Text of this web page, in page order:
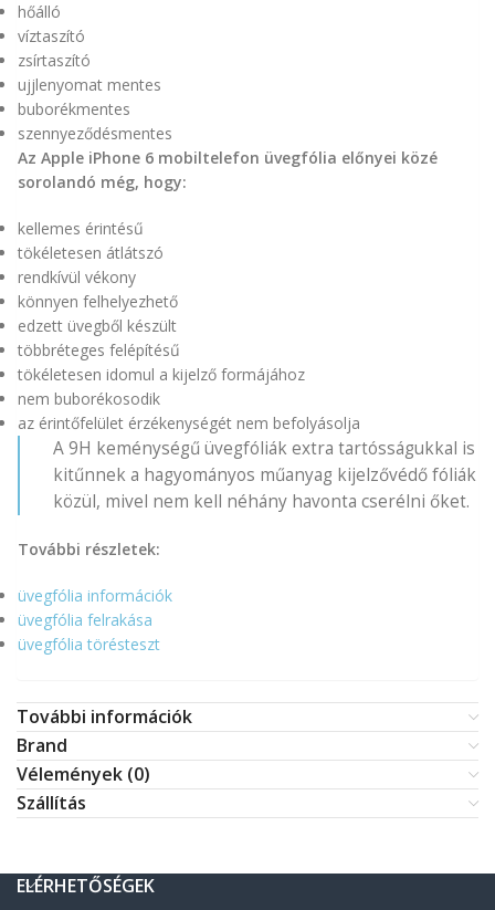
hőálló
víztaszító
zsírtaszító
ujjlenyomat mentes
buborékmentes
szennyeződésmentes
Az Apple iPhone 6 mobiltelefon üvegfólia előnyei közé
sorolandó még, hogy:
kellemes érintésű
tökéletesen átlátszó
rendkívül vékony
könnyen felhelyezhető
edzett üvegből készült
többréteges felépítésű
tökéletesen idomul a kijelző formájához
nem buborékosodik
az érintőfelület érzékenységét nem befolyásolja
A 9H keménységű üvegfóliák extra tartósságukkal is
kitűnnek a hagyományos műanyag kijelzővédő fóliák
közül, mivel nem kell néhány havonta cserélni őket.
További részletek:
üvegfólia információk
üvegfólia felrakása
üvegfólia törésteszt
További információk
Brand
Vélemények (0)
Szállítás
ELÉRHETŐSÉGEK